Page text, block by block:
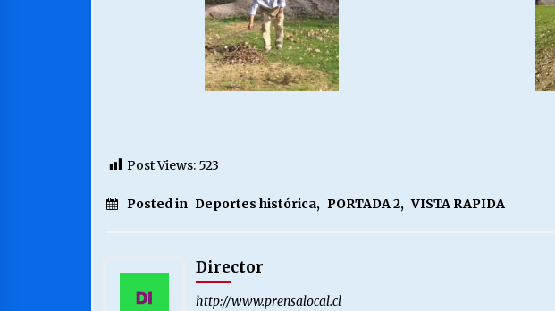
Post Views: 523
Posted in Deportes histórica, PORTADA 2, VISTA RAPIDA
Director
http://www.prensalocal.cl